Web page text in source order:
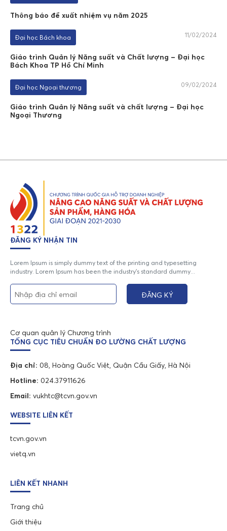
Thông báo đề xuất nhiệm vụ năm 2025
Đại học Bách khoa 11/02/2024
Giáo trình Quản lý Năng suất và Chất lượng – Đại học
Bách Khoa TP Hồ Chí Minh
Đại học Ngoại thương 09/02/2024
Giáo trình Quản lý Năng suất và chất lượng – Đại học
Ngoại Thương
ĐĂNG KÝ NHẬN TIN
Lorem Ipsum is simply dummy text of the printing and typesetting
industry. Lorem Ipsum has been the industry's standard dummy...
Cơ quan quản lý Chương trình
TỔNG CỤC TIÊU CHUẨN ĐO LƯỜNG CHẤT LƯỢNG
Địa chỉ: 08, Hoàng Quốc Việt, Quận Cầu Giấy, Hà Nội
Hotline: 024.37911626
Email: vukhtc@tcvn.gov.vn
WEBSITE LIÊN KẾT
tcvn.gov.vn
vietq.vn
LIÊN KẾT NHANH
Trang chủ
Giới thiệu